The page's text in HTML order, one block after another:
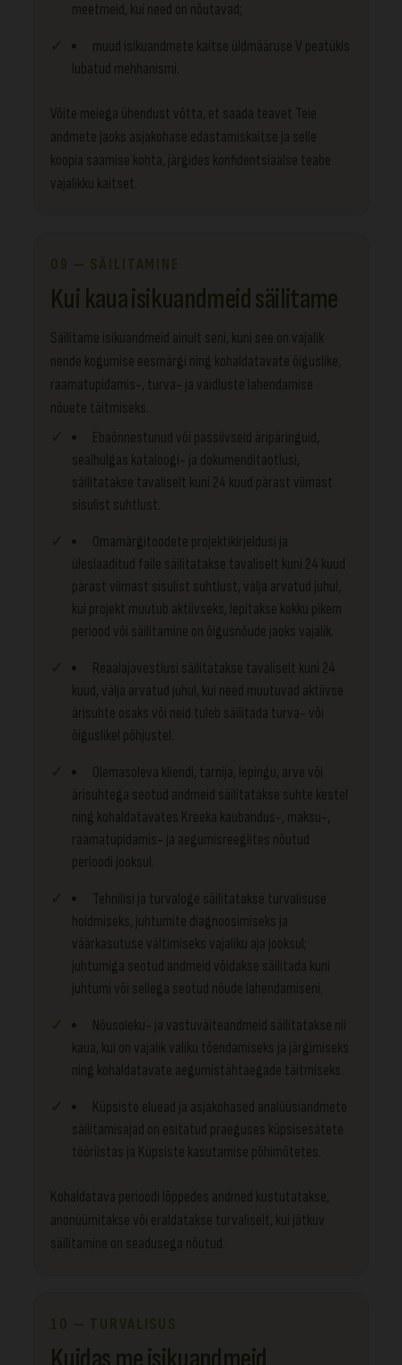
meetmeid, kui need on nõutavad;
muud isikuandmete kaitse üldmääruse V peatükis
lubatud mehhanismi.
Võite meiega ühendust võtta, et saada teavet Teie
andmete jaoks asjakohase edastamiskaitse ja selle
koopia saamise kohta, järgides konfidentsiaalse teabe
vajalikku kaitset.
09 — SÄILITAMINE
Kui kaua isikuandmeid säilitame
Säilitame isikuandmeid ainult seni, kuni see on vajalik
nende kogumise eesmärgi ning kohaldatavate õiguslike,
raamatupidamis-, turva- ja vaidluste lahendamise
nõuete täitmiseks.
Ebaõnnestunud või passiivseid äripäringuid,
sealhulgas kataloogi- ja dokumenditaotlusi,
säilitatakse tavaliselt kuni 24 kuud pärast viimast
sisulist suhtlust.
Omamärgitoodete projektikirjeldusi ja
üleslaaditud faile säilitatakse tavaliselt kuni 24 kuud
pärast viimast sisulist suhtlust, välja arvatud juhul,
kui projekt muutub aktiivseks, lepitakse kokku pikem
periood või säilitamine on õigusnõude jaoks vajalik.
Reaalajavestlusi säilitatakse tavaliselt kuni 24
kuud, välja arvatud juhul, kui need muutuvad aktiivse
ärisuhte osaks või neid tuleb säilitada turva- või
õiguslikel põhjustel.
Olemasoleva kliendi, tarnija, lepingu, arve või
ärisuhtega seotud andmeid säilitatakse suhte kestel
ning kohaldatavates Kreeka kaubandus-, maksu-,
raamatupidamis- ja aegumisreeglites nõutud
perioodi jooksul.
Tehnilisi ja turvaloge säilitatakse turvalisuse
hoidmiseks, juhtumite diagnoosimiseks ja
väärkasutuse vältimiseks vajaliku aja jooksul;
juhtumiga seotud andmeid võidakse säilitada kuni
juhtumi või sellega seotud nõude lahendamiseni.
Nõusoleku- ja vastuväiteandmeid säilitatakse nii
kaua, kui on vajalik valiku tõendamiseks ja järgimiseks
ning kohaldatavate aegumistähtaegade täitmiseks.
Küpsiste eluead ja asjakohased analüüsiandmete
säilitamisajad on esitatud praeguses küpsisesätete
tööriistas ja Küpsiste kasutamise põhimõtetes.
Kohaldatava perioodi lõppedes andmed kustutatakse,
anonüümitakse või eraldatakse turvaliselt, kui jätkuv
säilitamine on seadusega nõutud.
10 — TURVALISUS